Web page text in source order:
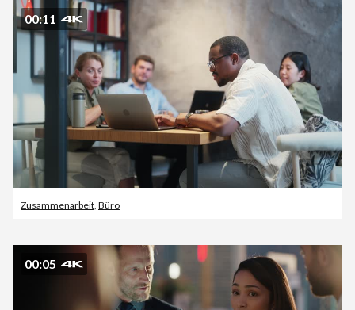
00:11
Zusammenarbeit Büro
00:05